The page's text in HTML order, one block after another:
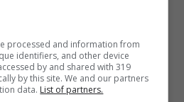
, per esempio, è
più belle dell’isola e
Una destinazione
processed and information from
identifiers, and other device
by and shared with 319
by this site. We and our partners
data. List of partners.